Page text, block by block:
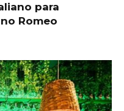
para
Romeo